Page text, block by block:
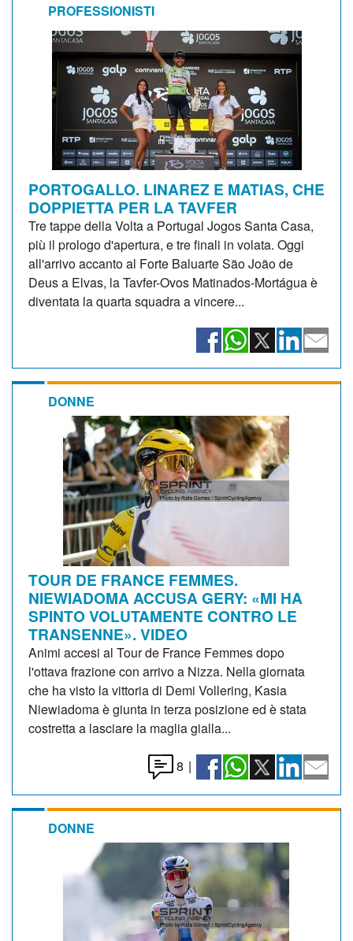
PROFESSIONISTI
PORTOGALLO. LINAREZ E MATIAS, CHE
DOPPIETTA PER LA TAVFER
Tre tappe della Volta a Portugal Jogos Santa Casa,
più il prologo d'apertura, e tre finali in volata. Oggi
all'arrivo accanto al Forte Baluarte São João de
Deus a Elvas, la Tavfer-Ovos Matinados-Mortágua è
diventata la quarta squadra a vincere...
DONNE
TOUR DE FRANCE FEMMES.
NIEWIADOMA ACCUSA GERY: «MI HA
SPINTO VOLUTAMENTE CONTRO LE
TRANSENNE». VIDEO
Animi accesi al Tour de France Femmes dopo
l'ottava frazione con arrivo a Nizza. Nella giornata
che ha visto la vittoria di Demi Vollering, Kasia
Niewiadoma è giunta in terza posizione ed è stata
costretta a lasciare la maglia gialla...
8 |
DONNE